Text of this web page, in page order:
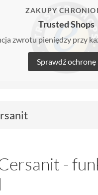
ZAKUPY
Trusted Shops
zwrotu pieniędzy przy
Sprawdź ochronę
-